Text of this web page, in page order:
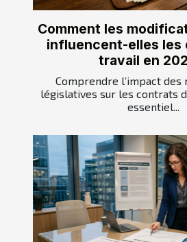
Comment les
influencent-elles les
travail en
Comprendre l’impact des
législatives sur les contrats
essentiel...